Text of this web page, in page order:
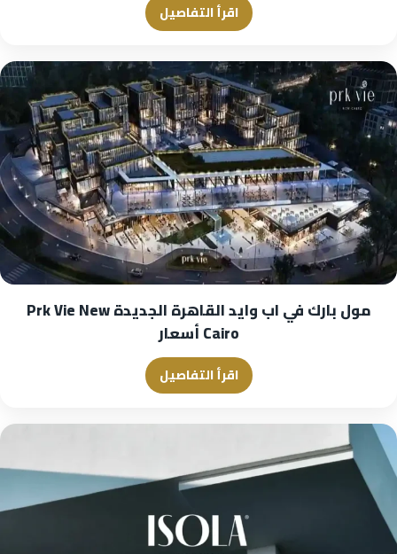
اقرأ التفاصيل
مول بارك في اب وايد القاهرة الجديدة Prk Vie New
Cairo أسعار
اقرأ التفاصيل